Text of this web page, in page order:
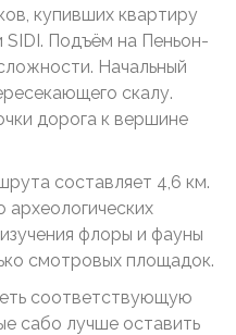
купивших квартиру
Подъём на Пеньон-
Начальный
скалу.
дорога к вершине
составляет 4,6 км.
археологических
флоры и фауны
смотровых площадок.
соответствующую
сабо лучше оставить